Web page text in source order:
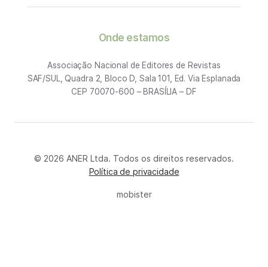
Onde estamos
Associação Nacional de Editores de Revistas
SAF/SUL, Quadra 2, Bloco D, Sala 101, Ed. Via Esplanada
CEP 70070-600 – BRASÍLIA – DF
© 2026 ANER Ltda. Todos os direitos reservados.
Política de privacidade
mobister